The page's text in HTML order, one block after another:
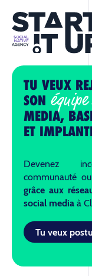
TU VEUX
SON
MEDIA,
ET
Devenez
communauté
grâce aux
social mediaà
Tu veux